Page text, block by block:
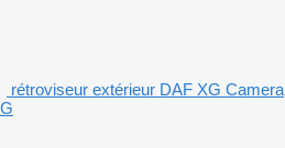
rétroviseur extérieur DAF XG Camera